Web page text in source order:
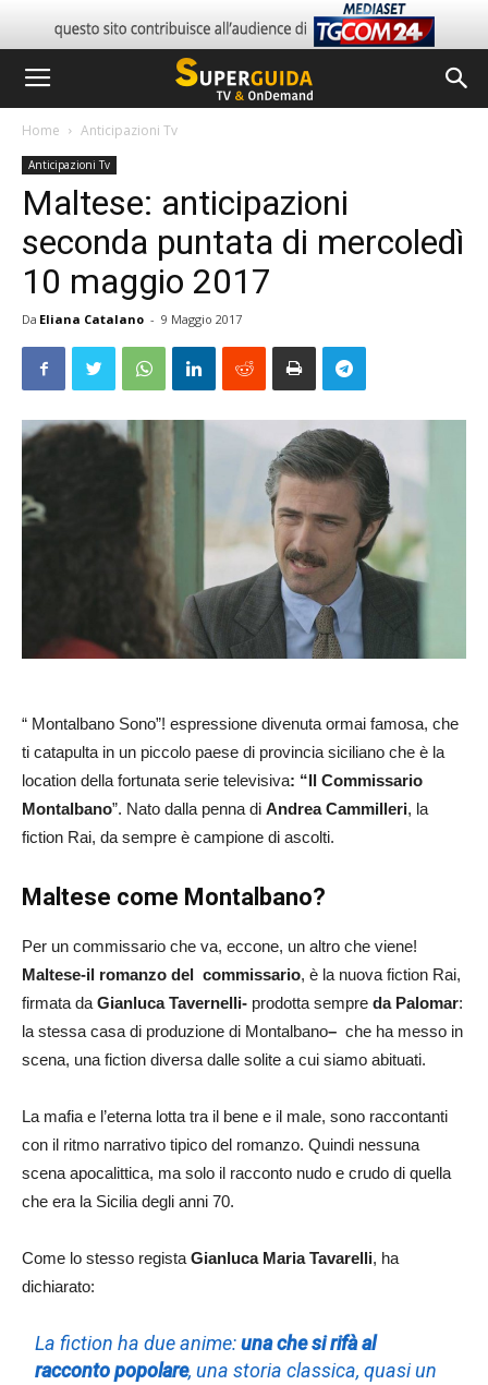
Home Anticipazioni Tv
Anticipazioni Tv
Maltese: anticipazioni
seconda puntata di mercoledì
10 maggio 2017
Da Eliana Catalano - 9 Maggio 2017
“ Montalbano Sono”! espressione divenuta ormai famosa, che
ti catapulta in un piccolo paese di provincia siciliano che è la
location della fortunata serie televisiva: “Il Commissario
Montalbano”. Nato dalla penna di Andrea Cammilleri, la
fiction Rai, da sempre è campione di ascolti.
Maltese come Montalbano?
Per un commissario che va, eccone, un altro che viene!
Maltese-il romanzo del commissario, è la nuova fiction Rai,
firmata da Gianluca Tavernelli- prodotta sempre da Palomar:
la stessa casa di produzione di Montalbano– che ha messo in
scena, una fiction diversa dalle solite a cui siamo abituati.
La mafia e l’eterna lotta tra il bene e il male, sono raccontanti
con il ritmo narrativo tipico del romanzo. Quindi nessuna
scena apocalittica, ma solo il racconto nudo e crudo di quella
che era la Sicilia degli anni 70.
Come lo stesso regista Gianluca Maria Tavarelli, ha
dichiarato:
La fiction ha due anime:una che si rifà al
racconto popolare, una storia classica, quasi un